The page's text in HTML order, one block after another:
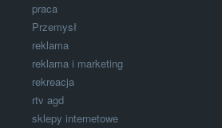
praca
Przemysł
reklama
reklama i marketing
rekreacja
rtv agd
sklepy internetowe